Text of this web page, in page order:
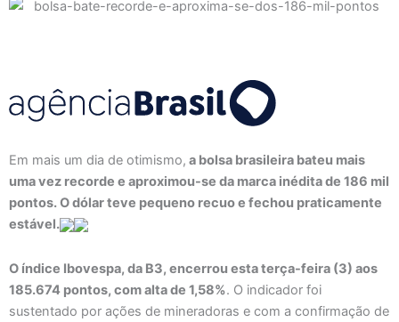
Em mais um dia de otimismo, a bolsa brasileira bateu mais
uma vez recorde e aproximou-se da marca inédita de 186 mil
pontos. O dólar teve pequeno recuo e fechou praticamente
estável.
O índice Ibovespa, da B3, encerrou esta terça-feira (3) aos
185.674 pontos, com alta de 1,58%. O indicador foi
sustentado por ações de mineradoras e com a confirmação de